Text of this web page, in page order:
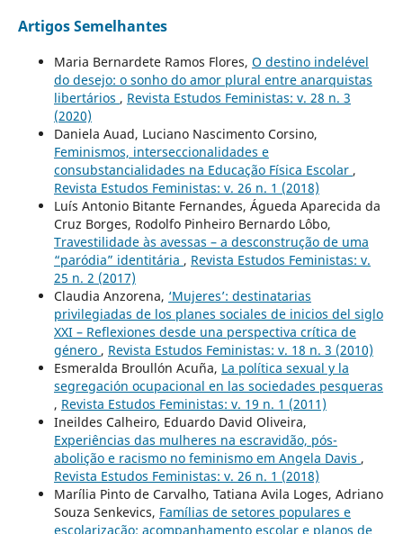
Artigos Semelhantes
Maria Bernardete Ramos Flores, O destino indelével
do desejo: o sonho do amor plural entre anarquistas
libertários , Revista Estudos Feministas: v. 28 n. 3
(2020)
Daniela Auad, Luciano Nascimento Corsino,
Feminismos, interseccionalidades e
consubstancialidades na Educação Física Escolar ,
Revista Estudos Feministas: v. 26 n. 1 (2018)
Luís Antonio Bitante Fernandes, Águeda Aparecida da
Cruz Borges, Rodolfo Pinheiro Bernardo Lôbo,
Travestilidade às avessas – a desconstrução de uma
“paródia” identitária , Revista Estudos Feministas: v.
25 n. 2 (2017)
Claudia Anzorena, ‘Mujeres’: destinatarias
privilegiadas de los planes sociales de inicios del siglo
XXI – Reflexiones desde una perspectiva crítica de
género , Revista Estudos Feministas: v. 18 n. 3 (2010)
Esmeralda Broullón Acuña, La política sexual y la
segregación ocupacional en las sociedades pesqueras
, Revista Estudos Feministas: v. 19 n. 1 (2011)
Ineildes Calheiro, Eduardo David Oliveira,
Experiências das mulheres na escravidão, pós-
abolição e racismo no feminismo em Angela Davis ,
Revista Estudos Feministas: v. 26 n. 1 (2018)
Marília Pinto de Carvalho, Tatiana Avila Loges, Adriano
Souza Senkevics, Famílias de setores populares e
escolarização: acompanhamento escolar e planos de